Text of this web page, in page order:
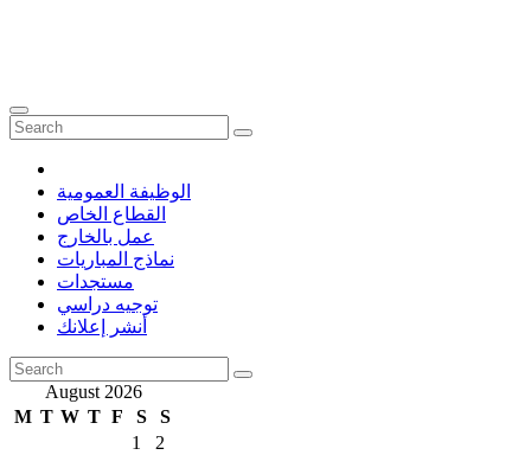
الوظيفة العمومية
القطاع الخاص
عمل بالخارج
نماذج المباريات
مستجدات
توجيه دراسي
أنشر إعلانك
August 2026
M T W T F S
S
1
2